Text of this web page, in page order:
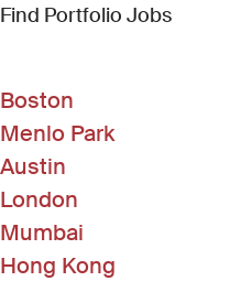
Find Portfolio Jobs(Link
Boston
Menlo Park
Austin
London
Mumbai
Hong Kong